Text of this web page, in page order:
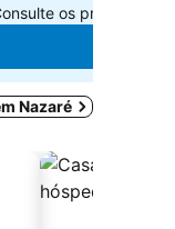
os preços de
Nazaré